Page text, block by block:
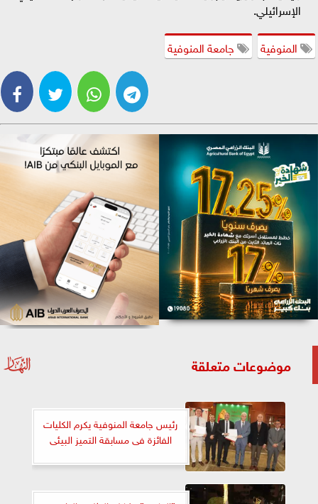
الإسرائيلي.
المنوفية
جامعة المنوفية
موضوعات متعلقة
رئيس جامعة المنوفية يكرم الكليات
الفائزة فى مسابقة التميز البيئى